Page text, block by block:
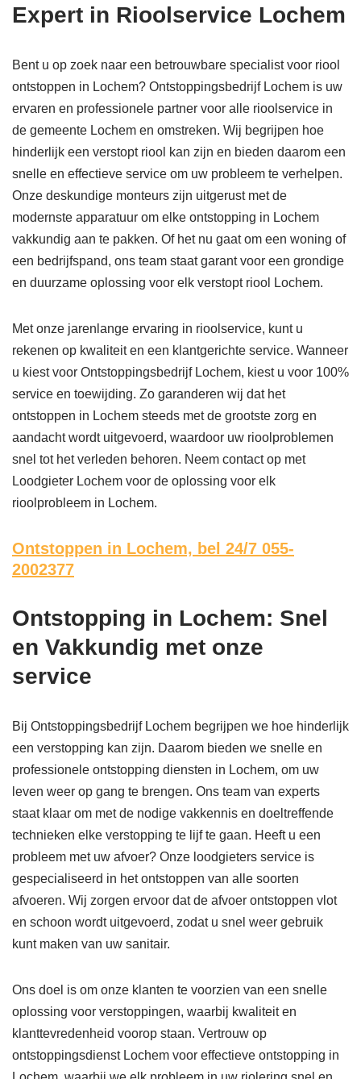
Expert in Rioolservice Lochem
Bent u op zoek naar een betrouwbare specialist voor riool
ontstoppen in Lochem? Ontstoppingsbedrijf Lochem is uw
ervaren en professionele partner voor alle rioolservice in
de gemeente Lochem en omstreken. Wij begrijpen hoe
hinderlijk een verstopt riool kan zijn en bieden daarom een
snelle en effectieve service om uw probleem te verhelpen.
Onze deskundige monteurs zijn uitgerust met de
modernste apparatuur om elke ontstopping in Lochem
vakkundig aan te pakken. Of het nu gaat om een woning of
een bedrijfspand, ons team staat garant voor een grondige
en duurzame oplossing voor elk verstopt riool Lochem.
Met onze jarenlange ervaring in rioolservice, kunt u
rekenen op kwaliteit en een klantgerichte service. Wanneer
u kiest voor Ontstoppingsbedrijf Lochem, kiest u voor 100%
service en toewijding. Zo garanderen wij dat het
ontstoppen in Lochem steeds met de grootste zorg en
aandacht wordt uitgevoerd, waardoor uw rioolproblemen
snel tot het verleden behoren. Neem contact op met
Loodgieter Lochem voor de oplossing voor elk
rioolprobleem in Lochem.
Ontstoppen in Lochem, bel 24/7 055-
2002377
Ontstopping in Lochem: Snel
en Vakkundig met onze
service
Bij Ontstoppingsbedrijf Lochem begrijpen we hoe hinderlijk
een verstopping kan zijn. Daarom bieden we snelle en
professionele ontstopping diensten in Lochem, om uw
leven weer op gang te brengen. Ons team van experts
staat klaar om met de nodige vakkennis en doeltreffende
technieken elke verstopping te lijf te gaan. Heeft u een
probleem met uw afvoer? Onze loodgieters service is
gespecialiseerd in het ontstoppen van alle soorten
afvoeren. Wij zorgen ervoor dat de afvoer ontstoppen vlot
en schoon wordt uitgevoerd, zodat u snel weer gebruik
kunt maken van uw sanitair.
Ons doel is om onze klanten te voorzien van een snelle
oplossing voor verstoppingen, waarbij kwaliteit en
klanttevredenheid voorop staan. Vertrouw op
ontstoppingsdienst Lochem voor effectieve ontstopping in